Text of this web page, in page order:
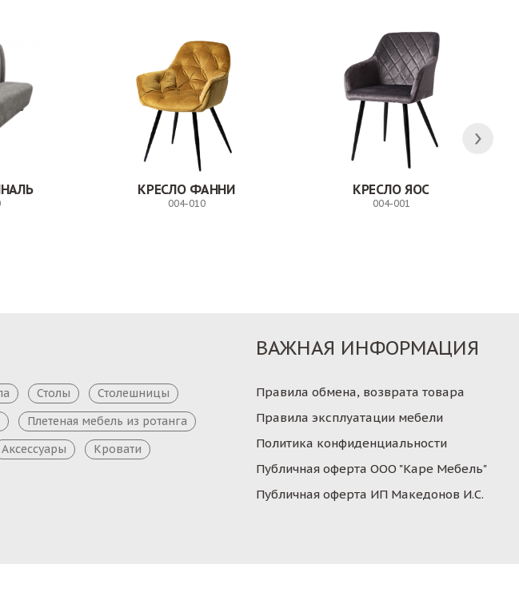
КРЕСЛО ФАННИ
004-010
КРЕСЛО ЯОС
004-001
Столы
Столешницы
Плетеная мебель из ротанга
Аксессуары Кровати
ВАЖНАЯ ИНФОРМАЦИЯ
Правила обмена, возврата товара
Правила эксплуатации мебели
Политика конфиденциальности
Публичная оферта ООО "Каре Мебель"
Публичная оферта ИП Македонов И.С.